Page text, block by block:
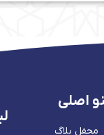
اصلی
محفل بلاگ